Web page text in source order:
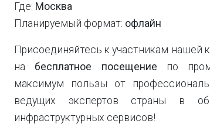
Где: Москва
Планируемый формат: офлайн
Присоединяйтесь к участникам нашей
на бесплатное посещение по
максимум пользы от
ведущих экспертов страны в
инфраструктурных сервисов!